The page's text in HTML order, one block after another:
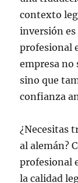
contexto
inversión
profesional
empresa
sino que
confianza
¿Necesitas
al alemán?
profesional
la calidad